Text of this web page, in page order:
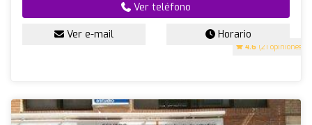
4.6 (21 opiniones)
Ver teléfono
Ver e-mail Horario